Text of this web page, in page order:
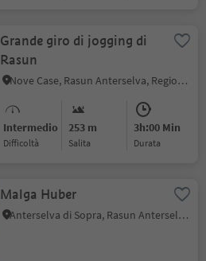
Grande giro di jogging di
Rasun
Nove Case, Rasun Anterselva, Regione dolomitica Plan de Corones
Intermedio
Difficoltà
253 m
Salita
3h:00 Min
durata
Malga Huber
Anterselva di Sopra, Rasun Anterselva, Regione dolomitica Plan de Corones